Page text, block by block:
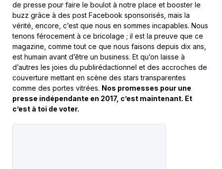
de presse pour faire le boulot à notre place et booster le
buzz grâce à des post Facebook sponsorisés, mais la
vérité, encore, c’est que nous en sommes incapables. Nous
tenons férocement à ce bricolage ; il est la preuve que ce
magazine, comme tout ce que nous faisons depuis dix ans,
est humain avant d’être un business. Et qu’on laisse à
d’autres les joies du publirédactionnel et des accroches de
couverture mettant en scène des stars transparentes
comme des portes vitrées. Nos promesses pour une
presse indépendante en 2017, c’est maintenant. Et
c’est à toi de voter.